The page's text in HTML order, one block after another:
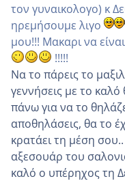
τον γυναικολογο) κ
ηρεμήσουμε λιγο
μου!!! Μακαρι να
!!!!!
Να το πάρεις το
γεννήσεις με το
πάνω για να το
αποθηλάσεις, θα το
κρατάει τη μέση
αξεσουάρ του
καλό ο υπέρηχος τη